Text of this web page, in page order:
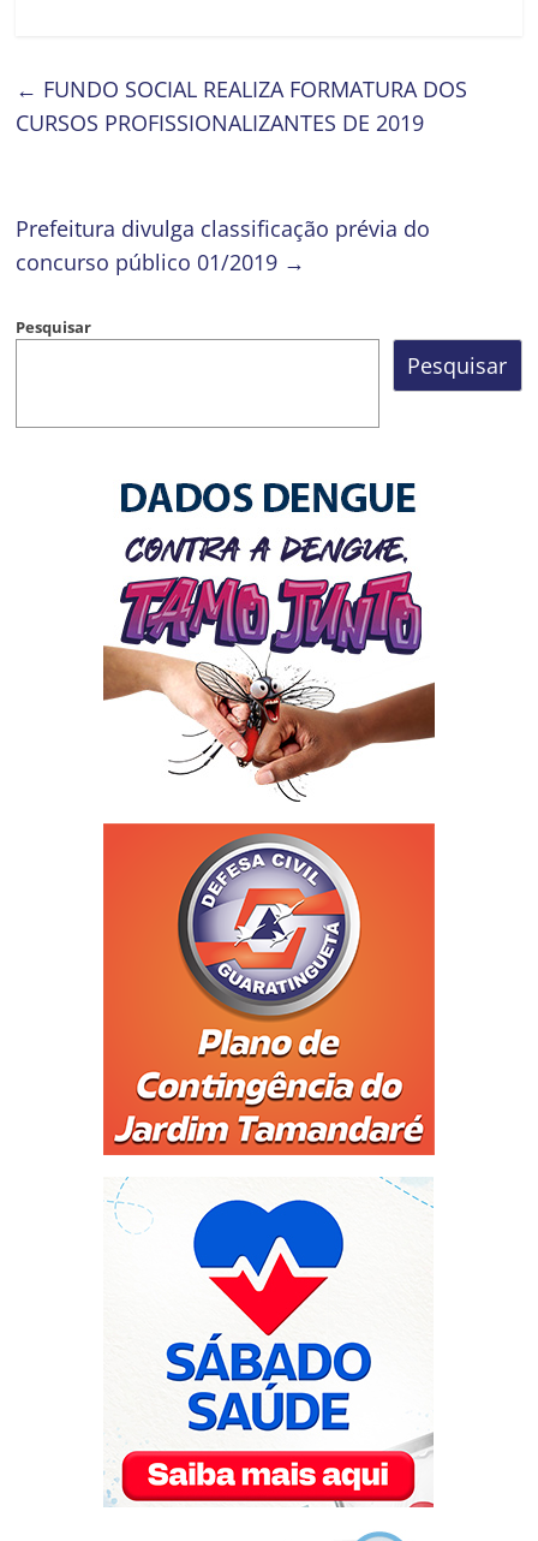
← FUNDO SOCIAL REALIZA FORMATURA DOS
CURSOS PROFISSIONALIZANTES DE 2019
Prefeitura divulga classificação prévia do
concurso público 01/2019 →
Pesquisar
Pesquisar